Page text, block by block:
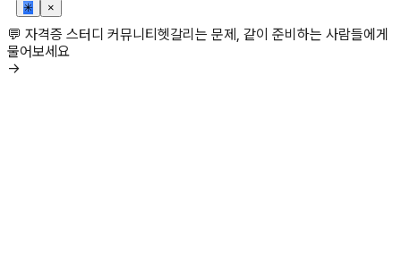
✳ ×
💬 자격증 스터디 커뮤니티헷갈리는 문제, 같이 준비하는 사람들에게
물어보세요
→